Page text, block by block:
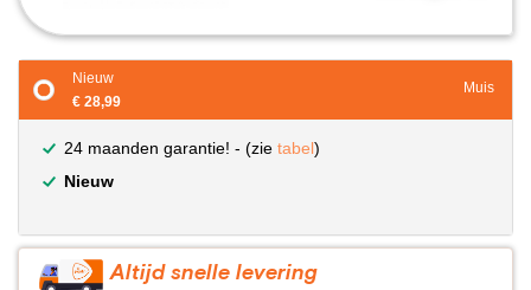
Nieuw
€ 28,99
Muis
24 maanden garantie! - (zie tabel)
Nieuw
Altijd snelle levering